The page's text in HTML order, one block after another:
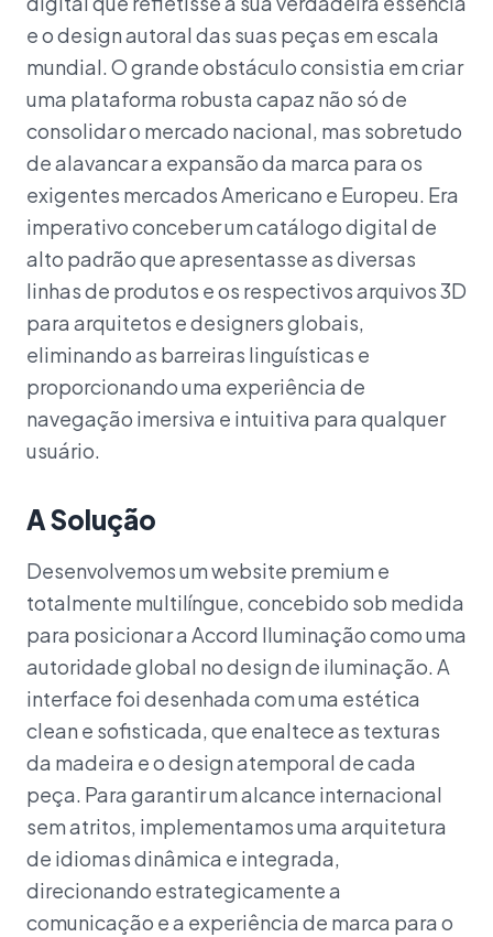
e o design autoral das suas peças em escala
mundial. O grande obstáculo consistia em criar
uma plataforma robusta capaz não só de
consolidar o mercado nacional, mas sobretudo
de alavancar a expansão da marca para os
exigentes mercados Americano e Europeu. Era
imperativo conceber um catálogo digital de
alto padrão que apresentasse as diversas
linhas de produtos e os respectivos arquivos 3D
para arquitetos e designers globais,
eliminando as barreiras linguísticas e
proporcionando uma experiência de
navegação imersiva e intuitiva para qualquer
usuário.
A Solução
Desenvolvemos um website premium e
totalmente multilíngue, concebido sob medida
para posicionar a Accord Iluminação como uma
autoridade global no design de iluminação. A
interface foi desenhada com uma estética
clean e sofisticada, que enaltece as texturas
da madeira e o design atemporal de cada
peça. Para garantir um alcance internacional
sem atritos, implementamos uma arquitetura
de idiomas dinâmica e integrada,
direcionando estrategicamente a
comunicação e a experiência de marca para o